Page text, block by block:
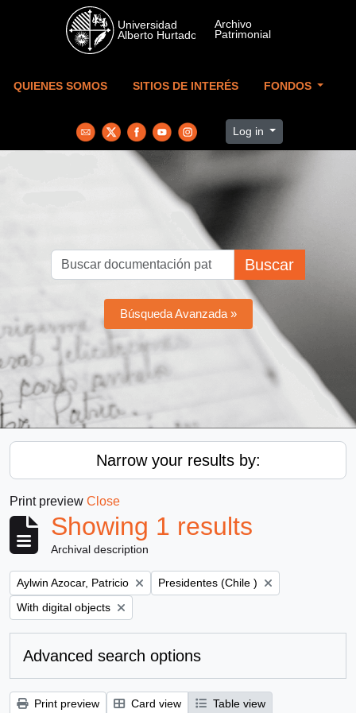
Skip to main content
QUIENES SOMOS SITIOS DE INTERÉS FONDOS
Log in
Buscar
Búsqueda Avanzada »
Narrow your results by:
Print preview Close
Showing 1 results
Archival description
Remove filter:
Aylwin Azocar, Patricio Remove filter:
Presidentes (Chile )
Remove filter:
With digital objects
Advanced search options
Print preview Card view
Table view